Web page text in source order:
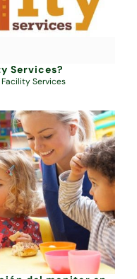
Services?
Facility Services